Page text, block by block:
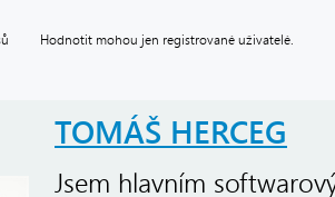
Hodnotit mohou jen registrované uživatelé.
TOMÁŠ HERCEG
Jsem hlavním